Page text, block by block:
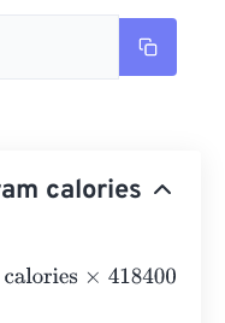
calories
×